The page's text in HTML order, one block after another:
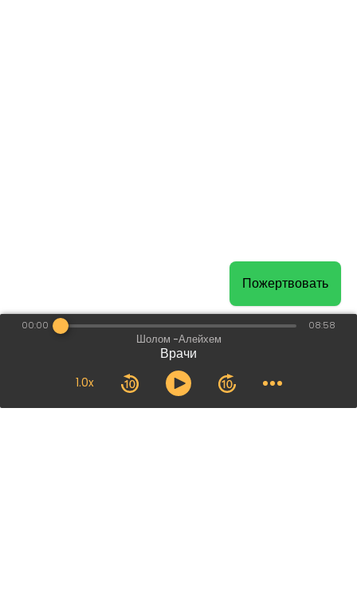
Шолом -Алейхем
Врачи
1.0x
00:00 08:58
Пожертвовать